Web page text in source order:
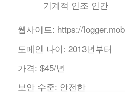
기계적 인조 인간
웹사이트: https://
도메인 나이: 2013년부터
가격: $45/년
보안 수준: 안전한